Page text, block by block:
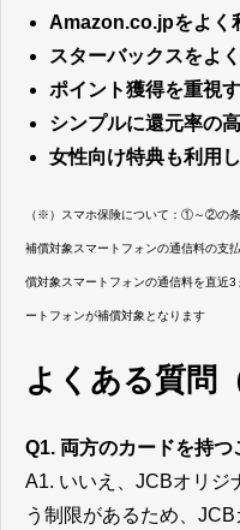
Amazon.co.jpをよく
スターバックスをよ
ポイント獲得を重視
シンプルに還元率の
女性向け特典も利用
（※）スマホ保険について：①～②の
補償対象スマートフォンの通信料の支
償対象スマートフォンの通信料を直近
ートフォンが補償対象となります
よくある質問
Q1. 両方のカードを持つ
A1. いいえ、JCBオリジ
う制限があるため、